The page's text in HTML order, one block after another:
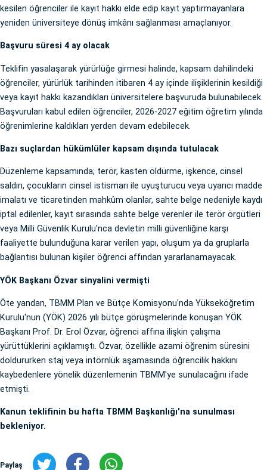
kesilen öğrenciler ile kayıt hakkı elde edip kayıt yaptırmayanlara
yeniden üniversiteye dönüş imkânı sağlanması amaçlanıyor.
Başvuru süresi 4 ay olacak
Teklifin yasalaşarak yürürlüğe girmesi halinde, kapsam dahilindeki
öğrenciler, yürürlük tarihinden itibaren 4 ay içinde ilişiklerinin kesildiği
veya kayıt hakkı kazandıkları üniversitelere başvuruda bulunabilecek.
Başvuruları kabul edilen öğrenciler, 2026-2027 eğitim öğretim yılında
öğrenimlerine kaldıkları yerden devam edebilecek.
Bazı suçlardan hükümlüler kapsam dışında tutulacak
Düzenleme kapsamında; terör, kasten öldürme, işkence, cinsel
saldırı, çocukların cinsel istismarı ile uyuşturucu veya uyarıcı madde
imalatı ve ticaretinden mahkûm olanlar, sahte belge nedeniyle kaydı
iptal edilenler, kayıt sırasında sahte belge verenler ile terör örgütleri
veya Milli Güvenlik Kurulu'nca devletin milli güvenliğine karşı
faaliyette bulunduğuna karar verilen yapı, oluşum ya da gruplarla
bağlantısı bulunan kişiler öğrenci affından yararlanamayacak.
YÖK Başkanı Özvar sinyalini vermişti
Öte yandan, TBMM Plan ve Bütçe Komisyonu'nda Yükseköğretim
Kurulu'nun (YÖK) 2026 yılı bütçe görüşmelerinde konuşan YÖK
Başkanı Prof. Dr. Erol Özvar, öğrenci affına ilişkin çalışma
yürüttüklerini açıklamıştı. Özvar, özellikle azami öğrenim süresini
doldururken staj veya intörnlük aşamasında öğrencilik hakkını
kaybedenlere yönelik düzenlemenin TBMM'ye sunulacağını ifade
etmişti.
Kanun teklifinin bu hafta TBMM Başkanlığı'na sunulması
bekleniyor.
Paylaş